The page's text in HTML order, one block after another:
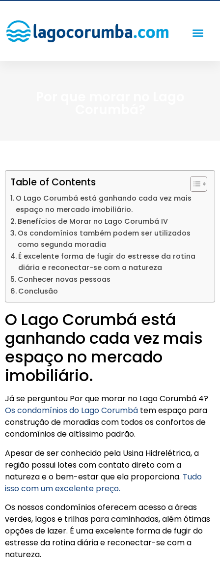
Table of Contents
O Lago Corumbá está ganhando cada vez mais
espaço no mercado imobiliário.
Benefícios de Morar no Lago Corumbá IV
Os condomínios também podem ser utilizados
como segunda moradia
É excelente forma de fugir do estresse da rotina
diária e reconectar-se com a natureza
Conhecer novas pessoas
Conclusão
O Lago Corumbá está
ganhando cada vez mais
espaço no mercado
imobiliário.
Já se perguntou Por que morar no Lago Corumbá 4?
Os condomínios do Lago Corumbá tem espaço para
construção de moradias com todos os confortos de
condomínios de altíssimo padrão.
Apesar de ser conhecido pela Usina Hidrelétrica, a
região possui lotes com contato direto com a
natureza e o bem-estar que ela proporciona. Tudo
isso com um excelente preço.
Os nossos condomínios oferecem acesso a áreas
verdes, lagos e trilhas para caminhadas, além ótimas
opções de lazer. É uma excelente forma de fugir do
estresse da rotina diária e reconectar-se com a
natureza.